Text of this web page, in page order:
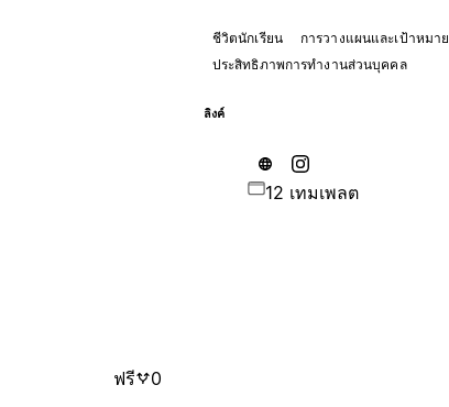
ชีวิตนักเรียน
การวางแผนและเป้าหมาย
ประสิทธิภาพการทำงานส่วนบุคคล
ลิงค์
12 เทมเพลต
ฟรี 0